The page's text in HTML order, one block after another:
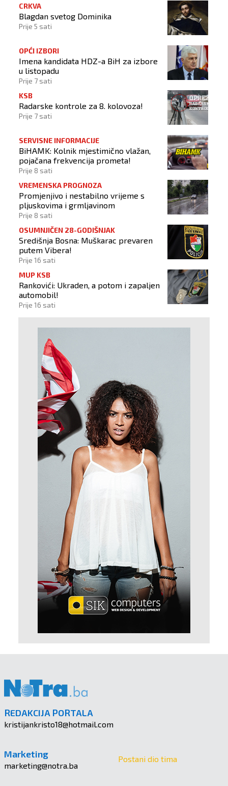
CRKVA
Blagdan svetog Dominika
Prije 5 sati
OPĆI IZBORI
Imena kandidata HDZ-a BiH za izbore
u listopadu
Prije 7 sati
KSB
Radarske kontrole za 8. kolovoza!
Prije 7 sati
SERVISNE INFORMACIJE
BiHAMK: Kolnik mjestimično vlažan,
pojačana frekvencija prometa!
Prije 8 sati
VREMENSKA PROGNOZA
Promjenjivo i nestabilno vrijeme s
pljuskovima i grmljavinom
Prije 8 sati
OSUMNJIČEN 28-GODIŠNJAK
Središnja Bosna: Muškarac prevaren
putem Vibera!
Prije 16 sati
MUP KSB
Rankovići: Ukraden, a potom i zapaljen
automobil!
Prije 16 sati
REDAKCIJA PORTALA
kristijankristo18@hotmail.com
Marketing
marketing@notra.ba
Postani dio tima